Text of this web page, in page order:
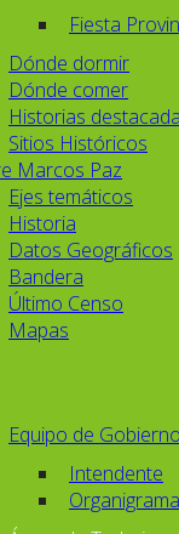
Fiesta
Dónde dormir
Dónde comer
Historias
Sitios Históricos
Marcos Paz
Ejes temáticos
Historia
Datos Geográficos
Bandera
Último Censo
Mapas
Equipo de Gobierno
Intendente
Organigrama